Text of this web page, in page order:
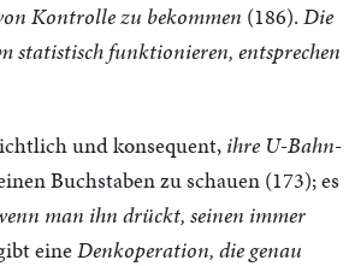
Kontrolle zu bekommen (186). Die
statistisch funktionieren, entsprechen
und konsequent,ihre U-Bahn-
Buchstaben zu schauen (173); es
man ihn drückt, seinen immer
eineDenkoperation, die genau